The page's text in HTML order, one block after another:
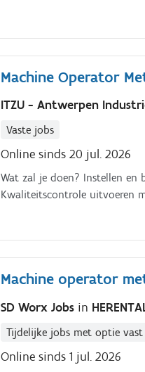
Machine Operator
ITZU - Antwerpen
Vaste jobs
Online sinds 20 jul. 2026
Wat zal je doen? Instellen en
Kwaliteitscontrole uitvoeren
Machine operator
SD Worx Jobs in
Tijdelijke jobs met optie vast
Online sinds 1 jul. 2026